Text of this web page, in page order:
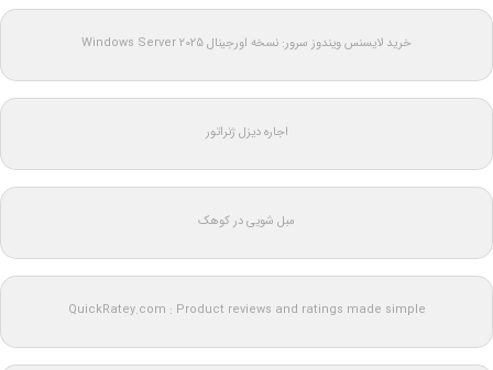
خرید لایسنس ویندوز سرور: نسخه اورجینال Windows Server 2025
اجاره دیزل ژنراتور
مبل شویی در کوهک
QuickRatey.com : Product reviews and ratings made simple